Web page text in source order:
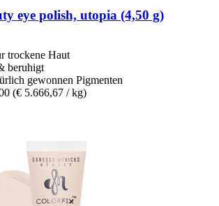
eye polish, utopia (4,50 g)
trockene Haut
beruhigt
gewonnen Pigmenten
(€ 5.666,67 / kg)